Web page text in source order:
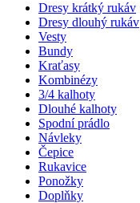
Dresy krátký rukáv
Dresy dlouhý rukáv
Vesty
Bundy
Kraťasy
Kombinézy
3/4 kalhoty
Dlouhé kalhoty
Spodní prádlo
Návleky
Čepice
Rukavice
Ponožky
Doplňky